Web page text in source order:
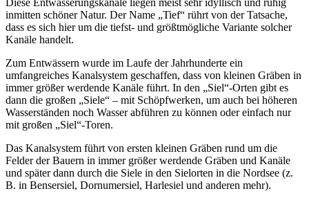
Diese Entwässerungskanäle liegen meist sehr idyllisch und ruhig
inmitten schöner Natur. Der Name „Tief“ rührt von der Tatsache,
dass es sich hier um die tiefst- und größtmögliche Variante solcher
Kanäle handelt.
Zum Entwässern wurde im Laufe der Jahrhunderte ein
umfangreiches Kanalsystem geschaffen, dass von kleinen Gräben in
immer größer werdende Kanäle führt. In den „Siel“-Orten gibt es
dann die großen „Siele“ – mit Schöpfwerken, um auch bei höheren
Wasserständen noch Wasser abführen zu können oder einfach nur
mit großen „Siel“-Toren.
Das Kanalsystem führt von ersten kleinen Gräben rund um die
Felder der Bauern in immer größer werdende Gräben und Kanäle
und später dann durch die Siele in den Sielorten in die Nordsee (z.
B. in Bensersiel, Dornumersiel, Harlesiel und anderen mehr).